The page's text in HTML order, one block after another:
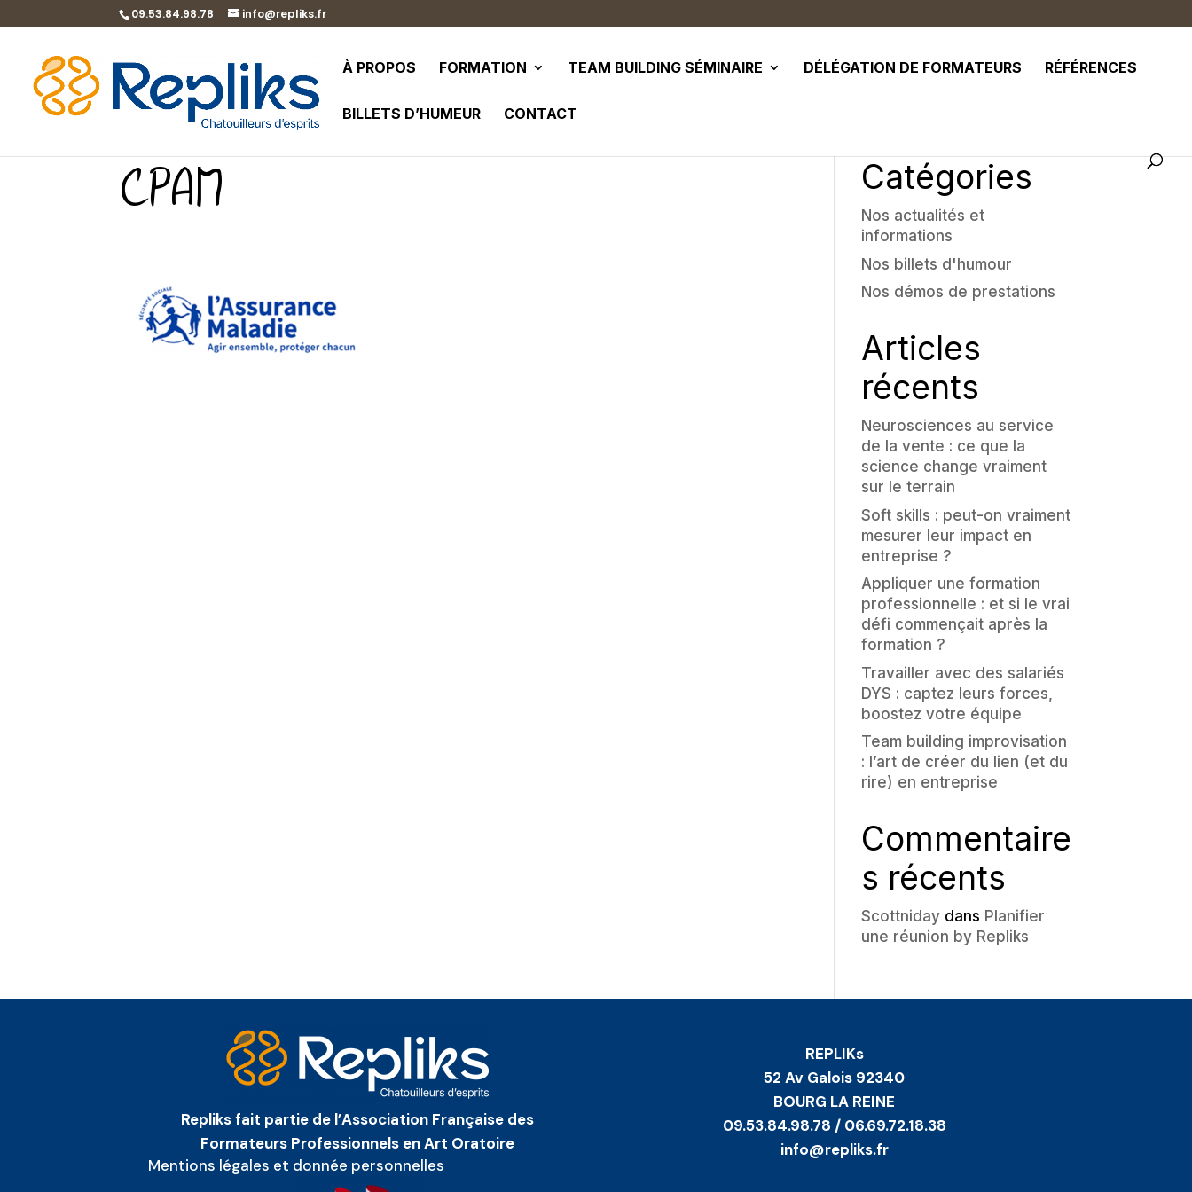
09.53.84.98.78 info@repliks.fr
À PROPOS FORMATION TEAM BUILDING SÉMINAIRE DÉLÉGATION DE FORMATEURS RÉFÉRENCES
BILLETS D’HUMEUR CONTACT
CPAM Catégories
Nos actualités et
informations
Nos billets d'humour
Nos démos de prestations
Articles
récents
Neurosciences au service
de la vente : ce que la
science change vraiment
sur le terrain
Soft skills : peut-on vraiment
mesurer leur impact en
entreprise ?
Appliquer une formation
professionnelle : et si le vrai
défi commençait après la
formation ?
Travailler avec des salariés
DYS : captez leurs forces,
boostez votre équipe
Team building improvisation
: l’art de créer du lien (et du
rire) en entreprise
Commentaire
s récents
Scottnidaydans Planifier
une réunion by Repliks
Repliks fait partie de l’Association Française des
Formateurs Professionnels en Art Oratoire
Mentions légales et donnée personnelles
REPLIKs
52 Av Galois 92340
BOURG LA REINE
09.53.84.98.78 / 06.69.72.18.38
info@repliks.fr